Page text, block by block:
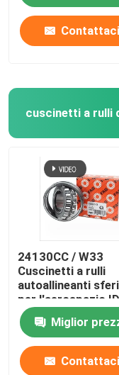
Contattaci
cuscinetti a rulli
24130CC / W33
Cuscinetti a rulli
autoallineanti
per l'aerospazio ID
150MM 19.0KG
Miglior
Contattaci